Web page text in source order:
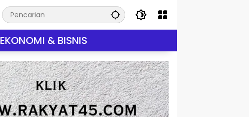
EKONOMI & BISNIS